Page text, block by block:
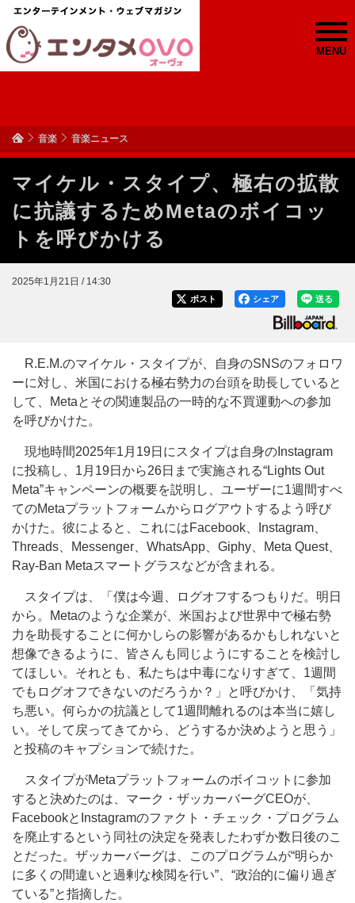
MENU
音楽 音楽ニュース
マイケル・スタイプ、極右の拡散
に抗議するためMetaのボイコッ
トを呼びかける
2025年1月21日 / 14:30
送る
シェア
ポスト
R.E.M.のマイケル・スタイプが、自身のSNSのフォロワ
ーに対し、米国における極右勢力の台頭を助長していると
して、Metaとその関連製品の一時的な不買運動への参加
を呼びかけた。
現地時間2025年1月19日にスタイプは自身のInstagram
に投稿し、1月19日から26日まで実施される“Lights Out
Meta”キャンペーンの概要を説明し、ユーザーに1週間すべ
てのMetaプラットフォームからログアウトするよう呼び
かけた。彼によると、これにはFacebook、Instagram、
Threads、Messenger、WhatsApp、Giphy、Meta Quest、
Ray-Ban Metaスマートグラスなどが含まれる。
スタイプは、「僕は今週、ログオフするつもりだ。明日
から。Metaのような企業が、米国および世界中で極右勢
力を助長することに何かしらの影響があるかもしれないと
想像できるように、皆さんも同じようにすることを検討し
てほしい。それとも、私たちは中毒になりすぎて、1週間
でもログオフできないのだろうか？」と呼びかけ、「気持
ち悪い。何らかの抗議として1週間離れるのは本当に嬉し
い。そして戻ってきてから、どうするか決めようと思う」
と投稿のキャプションで続けた。
スタイプがMetaプラットフォームのボイコットに参加
すると決めたのは、マーク・ザッカーバーグCEOが、
FacebookとInstagramのファクト・チェック・プログラム
を廃止するという同社の決定を発表したわずか数日後のこ
とだった。ザッカーバーグは、このプログラムが“明らか
に多くの間違いと過剰な検閲を行い”、“政治的に偏り過ぎ
ている”と指摘した。